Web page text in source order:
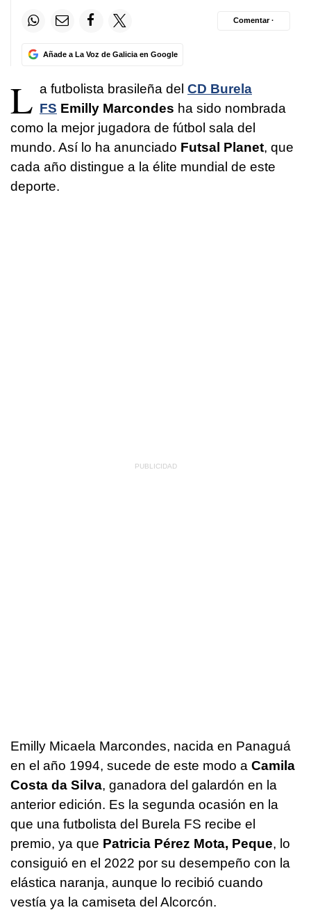
Añade a La Voz de Galicia en Google
Comentar ·
L a futbolista brasileña del CD Burela
FS Emilly Marcondes ha sido nombrada
como la mejor jugadora de fútbol sala del
mundo. Así lo ha anunciado Futsal Planet, que
cada año distingue a la élite mundial de este
deporte.
Emilly Micaela Marcondes, nacida en Panaguá
en el año 1994, sucede de este modo a Camila
Costa da Silva, ganadora del galardón en la
anterior edición. Es la segunda ocasión en la
que una futbolista del Burela FS recibe el
premio, ya que Patricia Pérez Mota, Peque, lo
consiguió en el 2022 por su desempeño con la
elástica naranja, aunque lo recibió cuando
vestía ya la camiseta del Alcorcón.